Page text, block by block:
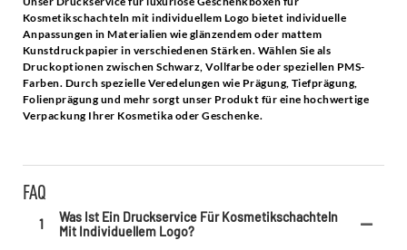
Kosmetikschachteln mit individuellem Logo bietet individuelle
Anpassungen in Materialien wie glänzendem oder mattem
Kunstdruckpapier in verschiedenen Stärken. Wählen Sie als
Druckoptionen zwischen Schwarz, Vollfarbe oder speziellen PMS-
Farben. Durch spezielle Veredelungen wie Prägung, Tiefprägung,
Folienprägung und mehr sorgt unser Produkt für eine hochwertige
Verpackung Ihrer Kosmetika oder Geschenke.
FAQ
1
Was Ist Ein Druckservice Für Kosmetikschachteln
Mit Individuellem Logo?